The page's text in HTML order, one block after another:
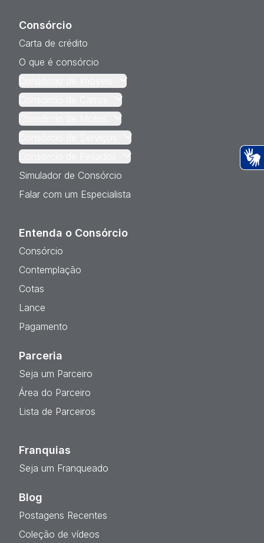
Consórcio
Carta de crédito
O que é consórcio
Consórcio de Imóveis
Consórcio de Carros
Consórcio de Motos
Consórcio de Serviços
Consórcio de Pesados
Simulador de Consórcio
Falar com um Especialista
Entenda o Consórcio
Consórcio
Contemplação
Cotas
Lance
Pagamento
Parceria
Seja um Parceiro
Área do Parceiro
Lista de Parceiros
Franquias
Seja um Franqueado
Blog
Postagens Recentes
Coleção de vídeos